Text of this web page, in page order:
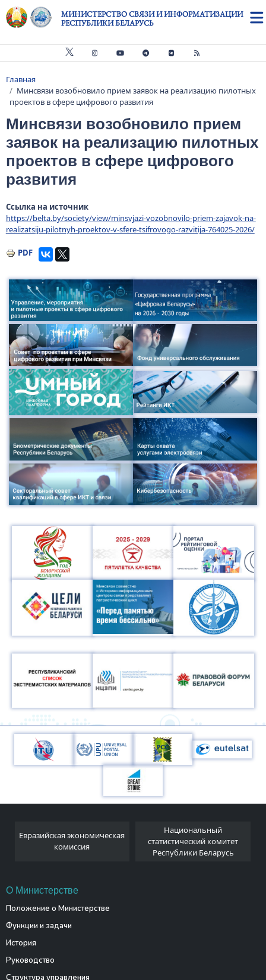
Перейти к основному содержанию
МИНИСТЕРСТВО СВЯЗИ И ИНФОРМАТИЗАЦИИ
РЕСПУБЛИКИ БЕЛАРУСЬ
Строка навигации
Главная
Минсвязи возобновило прием заявок на реализацию пилотных
проектов в сфере цифрового развития
Минсвязи возобновило прием
заявок на реализацию пилотных
проектов в сфере цифрового
развития
Ссылка на источник
https://belta.by/society/view/minsvjazi-vozobnovilo-priem-zajavok-na-
realizatsiju-pilotnyh-proektov-v-sfere-tsifrovogo-razvitija-764025-2026/
PDF
Евразийская экономическая
комиссия
Национальный
статистический комитет
Республики Беларусь
О Министерстве
Положение о Министерстве
Функции и задачи
История
Руководство
Структура управления